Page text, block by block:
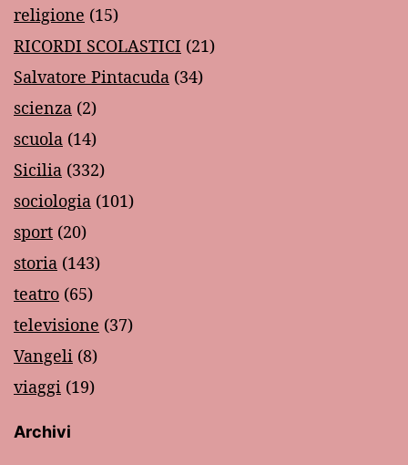
religione (15)
RICORDI SCOLASTICI (21)
Salvatore Pintacuda (34)
scienza (2)
scuola (14)
Sicilia (332)
sociologia (101)
sport (20)
storia (143)
teatro (65)
televisione (37)
Vangeli (8)
viaggi (19)
Archivi